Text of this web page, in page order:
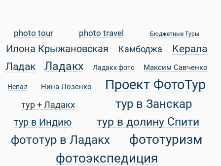
Статьи
photo tour photo travel Бюджетные Туры
Илона Крыжановская Камбоджа
Керала
Ладак
Ладакх Ладакх фото Максим Савченко
Непал Нина Лозенко Проект ФотоТур
тур + Ладакх тур в Занскар
тур в Индию тур в долину Спити
фототур в Ладакх
фототуризм
фотоэкспедиция